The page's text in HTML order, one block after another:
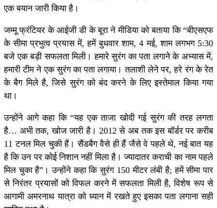
एक बयान जारी किया है।
जम्मू फ्रंटियर के आईजी डी के बूरा ने मीडिया को बताया कि “बीएसएफ
के सीमा प्रभुत्व प्रयास में, हमें बुधवार शाम, 4 मई, शाम लगभग 5:30
बजे एक बड़ी सफलता मिली। हमारे सुरंग का पता लगाने के अभ्यास में,
हमारी टीम ने एक सुरंग का पता लगाया। तलाशी लेने पर, हरे रंग के रेत
के बैग मिले है, जिसे सुरंग को बंद करने के लिए इस्तेमाल किया गया
था।
उन्होंने आगे कहा कि “यह एक ताजा खोदी गई सुरंग की तरह लगता
है… अभी तक, खोज जारी है। 2012 से अब तक इस बॉर्डर पर करीब
11 टनल मिल चुकी हैं। सैंडबैग वैसे ही हैं जैसे वे पहले थे, नई बात यह
है कि उन पर कोई निशान नहीं मिला है। ज्यादातर कराची का नाम पहले
मिल चुका है”। उन्होंने कहा कि सुरंग 150 मीटर लंबी है; हमें सीमा पार
से निरंतर प्रयासों को विफल करने में सफलता मिली है, विशेष रूप से
आगामी अमरनाथ यात्रा को ध्यान में रखते हुए इसका पता लगाना सही